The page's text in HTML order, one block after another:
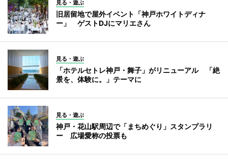
見る・遊ぶ
旧居留地で屋外イベント「神戸ホワイトディナ
ー」 ゲストDJにマリエさん
見る・遊ぶ
「ホテルセトレ神戸・舞子」がリニューアル 「絶
景を、体験に。」テーマに
見る・遊ぶ
神戸・花山駅周辺で「まちめぐり」スタンプラリ
ー 広場愛称の投票も